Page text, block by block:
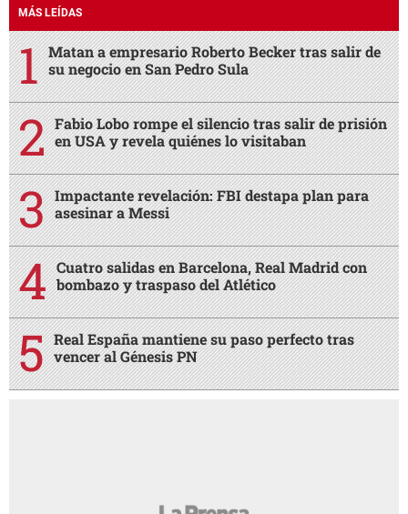
MÁS LEÍDAS
Matan a empresario Roberto Becker tras salir de
su negocio en San Pedro Sula
Fabio Lobo rompe el silencio tras salir de prisión
en USA y revela quiénes lo visitaban
Impactante revelación: FBI destapa plan para
asesinar a Messi
Cuatro salidas en Barcelona, Real Madrid con
bombazo y traspaso del Atlético
Real España mantiene su paso perfecto tras
vencer al Génesis PN